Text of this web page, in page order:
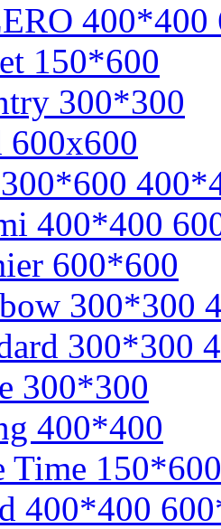
400*400
150*600
300*300
600x600
300*600
400*400
600*600
300*300
300*300
300*300
400*400
Time
400*400